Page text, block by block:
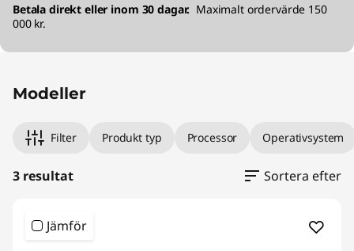
Betala direkt eller inom 30 dagar. Maximalt ordervärde 150
000 kr.
Modeller
Filter Produkt typ Processor Operativsystem
3 resultat Sortera efter
Jämför